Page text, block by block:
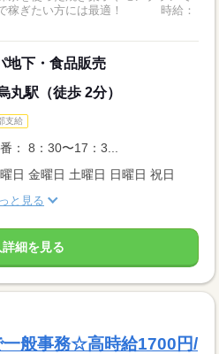
ぎたい方には最適！ 時給：
地下・食品販売
丸駅（徒歩 2分）
支給
： 8：30〜17：3...
日 金曜日 土曜日 日曜日 祝日
と見る
細を見る
一般事務☆高時給1700円/